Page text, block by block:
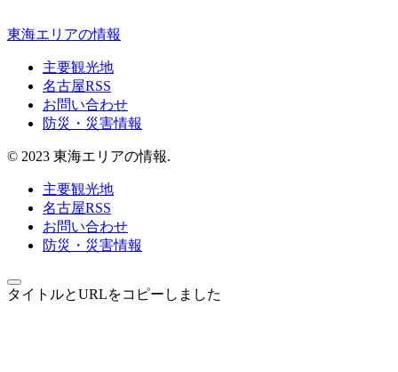
東海エリアの情報
主要観光地
名古屋RSS
お問い合わせ
防災・災害情報
© 2023 東海エリアの情報.
主要観光地
名古屋RSS
お問い合わせ
防災・災害情報
タイトルとURLをコピーしました